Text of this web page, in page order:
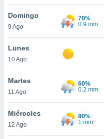
de
cookies
aceptar
Domingo
9 Ago
70%
0.9 mm
Lunes
10 Ago
Martes
11 Ago
60%
0.2 mm
Miércoles
12 Ago
80%
1 mm